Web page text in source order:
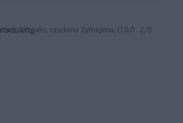
antgalis, raudonu žymėjimu, (10,0 . 2,0)